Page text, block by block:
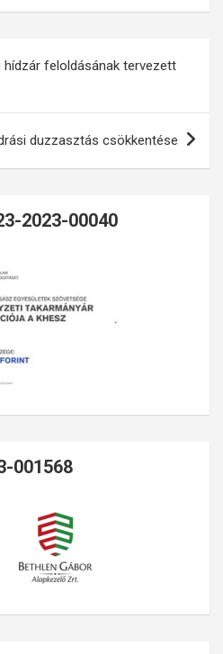
feloldásának tervezett
duzzasztás csökkentése
2023-00040
001568